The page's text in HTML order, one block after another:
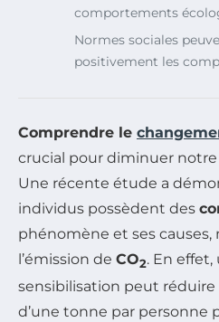
comportements
Normes sociales
positivement les
Comprendre le
crucial pour diminuer notre
Une récente étude a
individus possèdent des
phénomène et ses
l’émission de CO2. En
sensibilisation peut réduire
d’une tonne par personne